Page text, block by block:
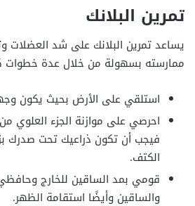
تمرين البلانك
يساعد تمرين البلانك على شد العضلات
ممارسته بسهولة من خلال عدة خطوات
استلقي على الأرض بحيث يكون
احرصي على موازنة الجزء العلوي
الكتف.
قومي بمد الساقين للخارج
والساقين وأيضًا استقامة الظهر.